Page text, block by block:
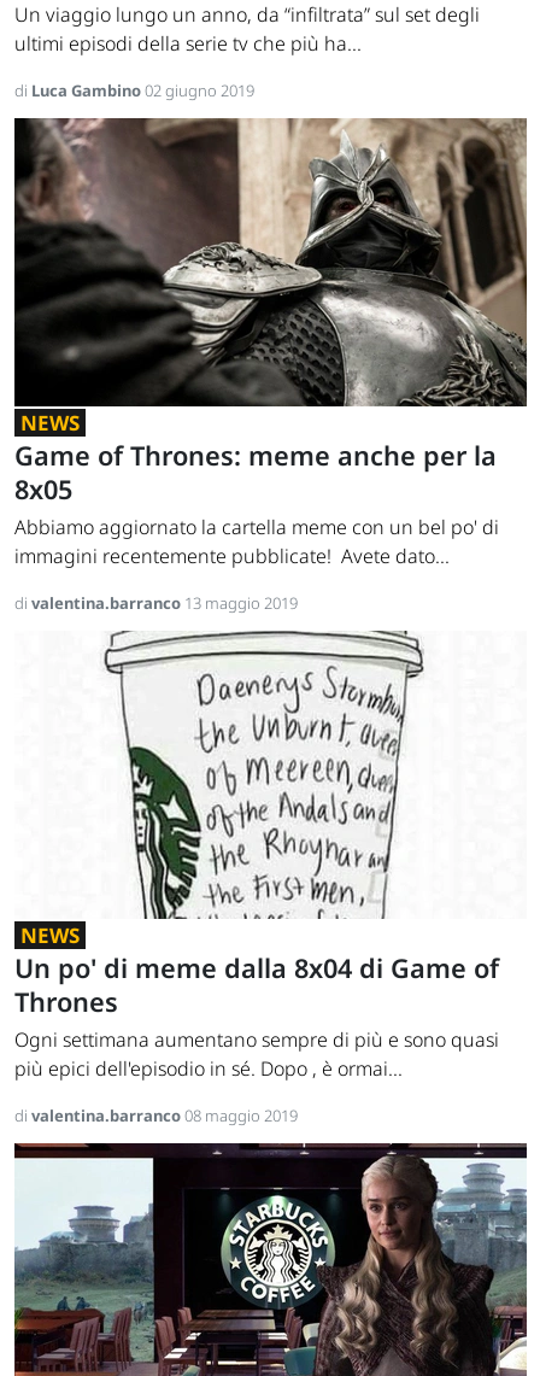
Un viaggio lungo un anno, da “infiltrata” sul set degli
ultimi episodi della serie tv che più ha...
di Luca Gambino02 giugno 2019
NEWS
Game of Thrones: meme anche per la
8x05
Abbiamo aggiornato la cartella meme con un bel po' di
immagini recentemente pubblicate! Avete dato...
di valentina.barranco 13 maggio 2019
NEWS
Un po' di meme dalla 8x04 di Game of
Thrones
Ogni settimana aumentano sempre di più e sono quasi
più epici dell'episodio in sé. Dopo , è ormai...
di valentina.barranco08 maggio 2019